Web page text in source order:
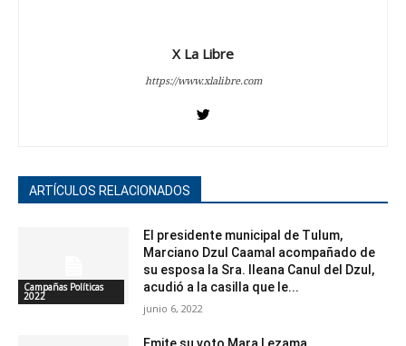
X La Libre
https://www.xlalibre.com
ARTÍCULOS RELACIONADOS
Campañas Políticas
2022
El presidente municipal de Tulum,
Marciano Dzul Caamal acompañado de
su esposa la Sra. Ileana Canul del Dzul,
acudió a la casilla que le...
junio 6, 2022
Emite su voto Mara Lezama.